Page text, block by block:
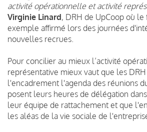
activité opérationnelle et activité
Virginie Linard, DRH de UpCoop où
exemple affirmé lors des journées
nouvelles recrues.
Pour concilier au mieux l’activité
représentative mieux vaut que les
l'encadrement l'agenda des réunions
posent leurs heures de délégation
leur équipe de rattachement et que
les aléas de la vie sociale de